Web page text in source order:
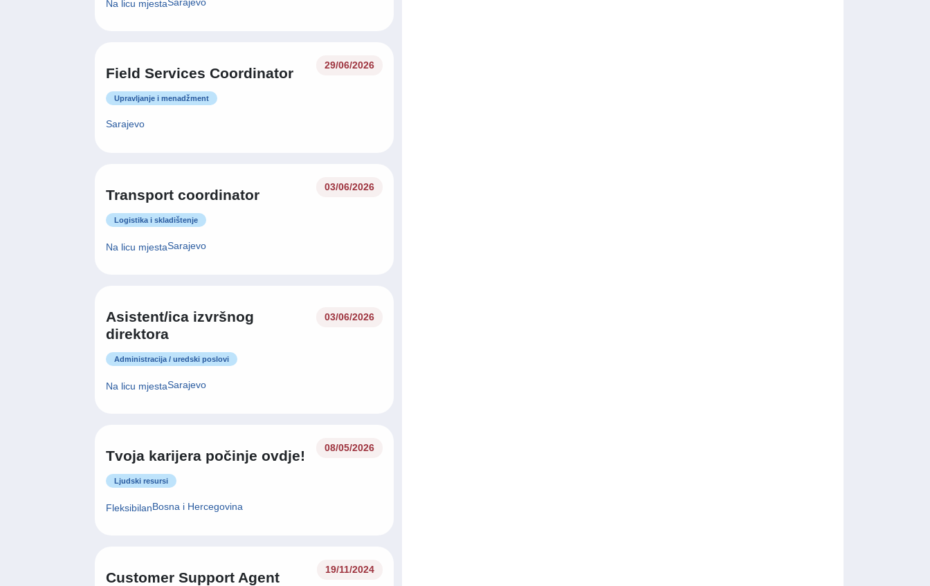
Na licu mjesta
Field Services Coordinator
29/06/2026
Upravljanje i menadžment
Sarajevo
Transport coordinator
03/06/2026
Logistika i skladištenje
Na licu mjestaSarajevo
Asistent/ica izvršnog
direktora
03/06/2026
Administracija / uredski poslovi
Na licu mjestaSarajevo
Tvoja karijera počinje ovdje!
08/05/2026
Ljudski resursi
FleksibilanBosna i Hercegovina
Customer Support Agent
19/11/2024